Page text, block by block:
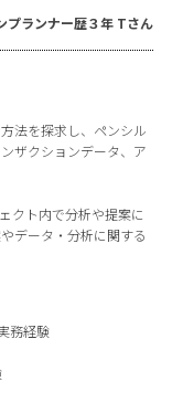
プランナー歴３年 Tさん
法を探求し、ペンシル
ザクションデータ、ア
クト内で分析や提案に
データ・分析に関する
務経験